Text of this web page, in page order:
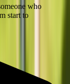
who
start to